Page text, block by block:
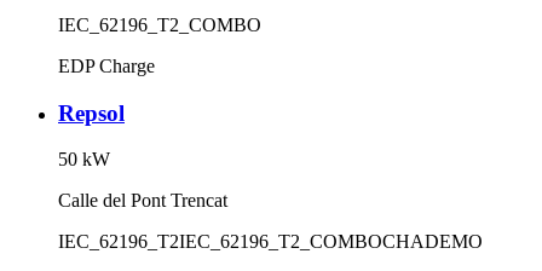
IEC_62196_T2_COMBO
EDP Charge
Repsol
50 kW
Calle del Pont Trencat
IEC_62196_T2IEC_62196_T2_COMBOCHADEMO